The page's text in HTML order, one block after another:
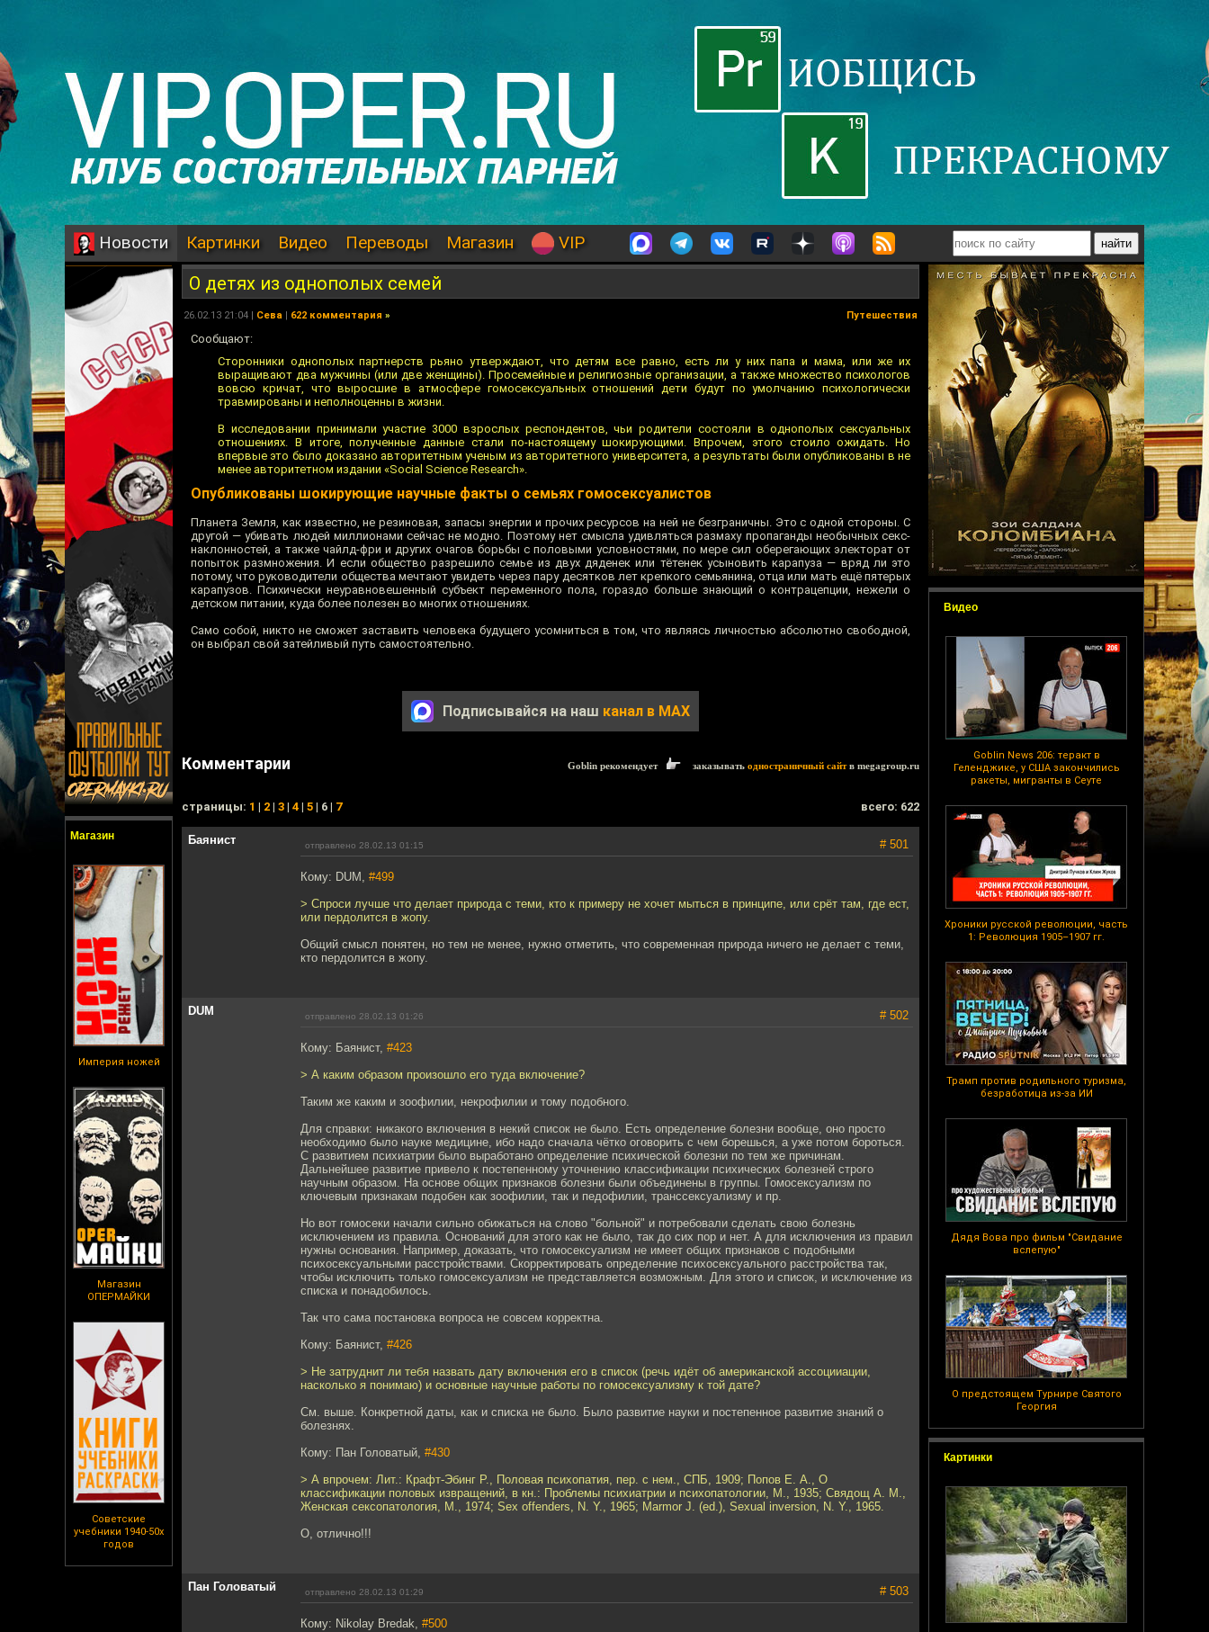
Новости Картинки Видео Переводы Магазин VIP
Магазин
Империя ножей
Магазин
ОПЕРМАЙКИ
Советские
учебники 1940-50х
годов
Видео
Goblin News 206: теракт в
Геленджике, у США закончились
ракеты, мигранты в Сеуте
Хроники русской революции, часть
1: Революция 1905–1907 гг.
Трамп против родильного туризма,
безработица из-за ИИ
Дядя Вова про фильм "Свидание
вслепую"
О предстоящем Турнире Святого
Георгия
Картинки
О детях из однополых семей
26.02.13 21:04 | Сева | 622 комментария » Путешествия
Сообщают:
Сторонники однополых партнерств рьяно утверждают, что детям все равно, есть ли у них папа и мама, или же их
выращивают два мужчины (или две женщины). Просемейные и религиозные организации, а также множество психологов
вовсю кричат, что выросшие в атмосфере гомосексуальных отношений дети будут по умолчанию психологически
травмированы и неполноценны в жизни.
В исследовании принимали участие 3000 взрослых респондентов, чьи родители состояли в однополых сексуальных
отношениях. В итоге, полученные данные стали по-настоящему шокирующими. Впрочем, этого стоило ожидать. Но
впервые это было доказано авторитетным ученым из авторитетного университета, а результаты были опубликованы в не
менее авторитетном издании «Social Science Research».
Опубликованы шокирующие научные факты о семьях гомосексуалистов
Планета Земля, как известно, не резиновая, запасы энергии и прочих ресурсов на ней не безграничны. Это с одной стороны. С
другой — убивать людей миллионами сейчас не модно. Поэтому нет смысла удивляться размаху пропаганды необычных секс-
наклонностей, а также чайлд-фри и других очагов борьбы с половыми условностями, по мере сил оберегающих электорат от
попыток размножения. И если общество разрешило семье из двух дяденек или тётенек усыновить карапуза — вряд ли это
потому, что руководители общества мечтают увидеть через пару десятков лет крепкого семьянина, отца или мать ещё пятерых
карапузов. Психически неуравновешенный субъект переменного пола, гораздо больше знающий о контрацепции, нежели о
детском питании, куда более полезен во многих отношениях.
Само собой, никто не сможет заставить человека будущего усомниться в том, что являясь личностью абсолютно свободной,
он выбрал свой затейливый путь самостоятельно.
Подписывайся на наш канал в MAX
Комментарии Goblin рекомендует заказывать одностраничный сайтв megagroup.ru
cтраницы: 1 | 2 | 3 | 4 | 5 | 6 | 7 всего: 622
Баянист отправлено 28.02.13 01:15 # 501
Кому: DUM, #499
> Спроси лучше что делает природа с теми, кто к примеру не хочет мыться в принципе, или срёт там, где ест,
или пердолится в жопу.
Общий смысл понятен, но тем не менее, нужно отметить, что современная природа ничего не делает с теми,
кто пердолится в жопу.
DUM отправлено 28.02.13 01:26 # 502
Кому: Баянист, #423
> А каким образом произошло его туда включение?
Таким же каким и зоофилии, некрофилии и тому подобного.
Для справки: никакого включения в некий список не было. Есть определение болезни вообще, оно просто
необходимо было науке медицине, ибо надо сначала чётко оговорить с чем борешься, а уже потом бороться.
С развитием психиатрии было выработано определение психической болезни по тем же причинам.
Дальнейшее развитие привело к постепенному уточнению классификации психических болезней строго
научным образом. На основе общих признаков болезни были объединены в группы. Гомосексуализм по
ключевым признакам подобен как зоофилии, так и педофилии, транссексуализму и пр.
Но вот гомосеки начали сильно обижаться на слово "больной" и потребовали сделать свою болезнь
исключением из правила. Оснований для этого как не было, так до сих пор и нет. А для исключения из правил
нужны основания. Например, доказать, что гомосексуализм не имеет общих признаков с подобными
психосексуальными расстройствами. Скорректировать определение психосексуального расстройства так,
чтобы исключить только гомосексуализм не представляется возможным. Для этого и список, и исключение из
списка и понадобилось.
Так что сама постановка вопроса не совсем корректна.
Кому: Баянист, #426
> Не затруднит ли тебя назвать дату включения его в список (речь идёт об американской ассоцииации,
насколько я понимаю) и основные научные работы по гомосексуализму к той дате?
См. выше. Конкретной даты, как и списка не было. Было развитие науки и постепенное развитие знаний о
болезнях.
Кому: Пан Головатый, #430
> А впрочем: Лит.: Крафт-Эбинг P., Половая психопатия, пер. с нем., СПБ, 1909; Попов Е. А., О
классификации половых извращений, в кн.: Проблемы психиатрии и психопатологии, М., 1935; Свядощ А. М.,
Женская сексопатология, М., 1974; Sex offenders, N. Y., 1965; Marmor J. (ed.), Sexual inversion, N. Y., 1965.
О, отлично!!!
Пан Головатый отправлено 28.02.13 01:29 # 503
Кому: Nikolay Bredak, #500